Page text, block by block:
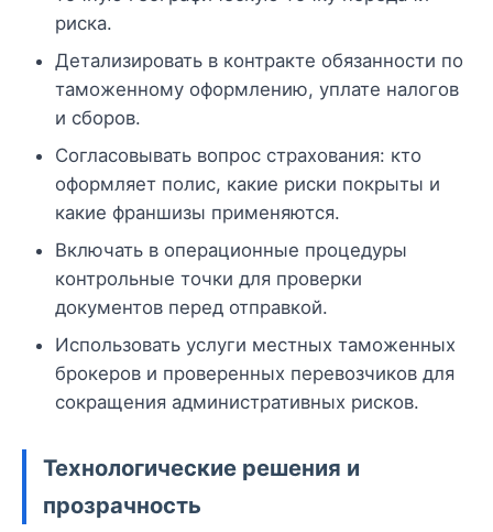
риска.
Детализировать в контракте обязанности по
таможенному оформлению, уплате налогов
и сборов.
Согласовывать вопрос страхования: кто
оформляет полис, какие риски покрыты и
какие франшизы применяются.
Включать в операционные процедуры
контрольные точки для проверки
документов перед отправкой.
Использовать услуги местных таможенных
брокеров и проверенных перевозчиков для
сокращения административных рисков.
Технологические решения и
прозрачность